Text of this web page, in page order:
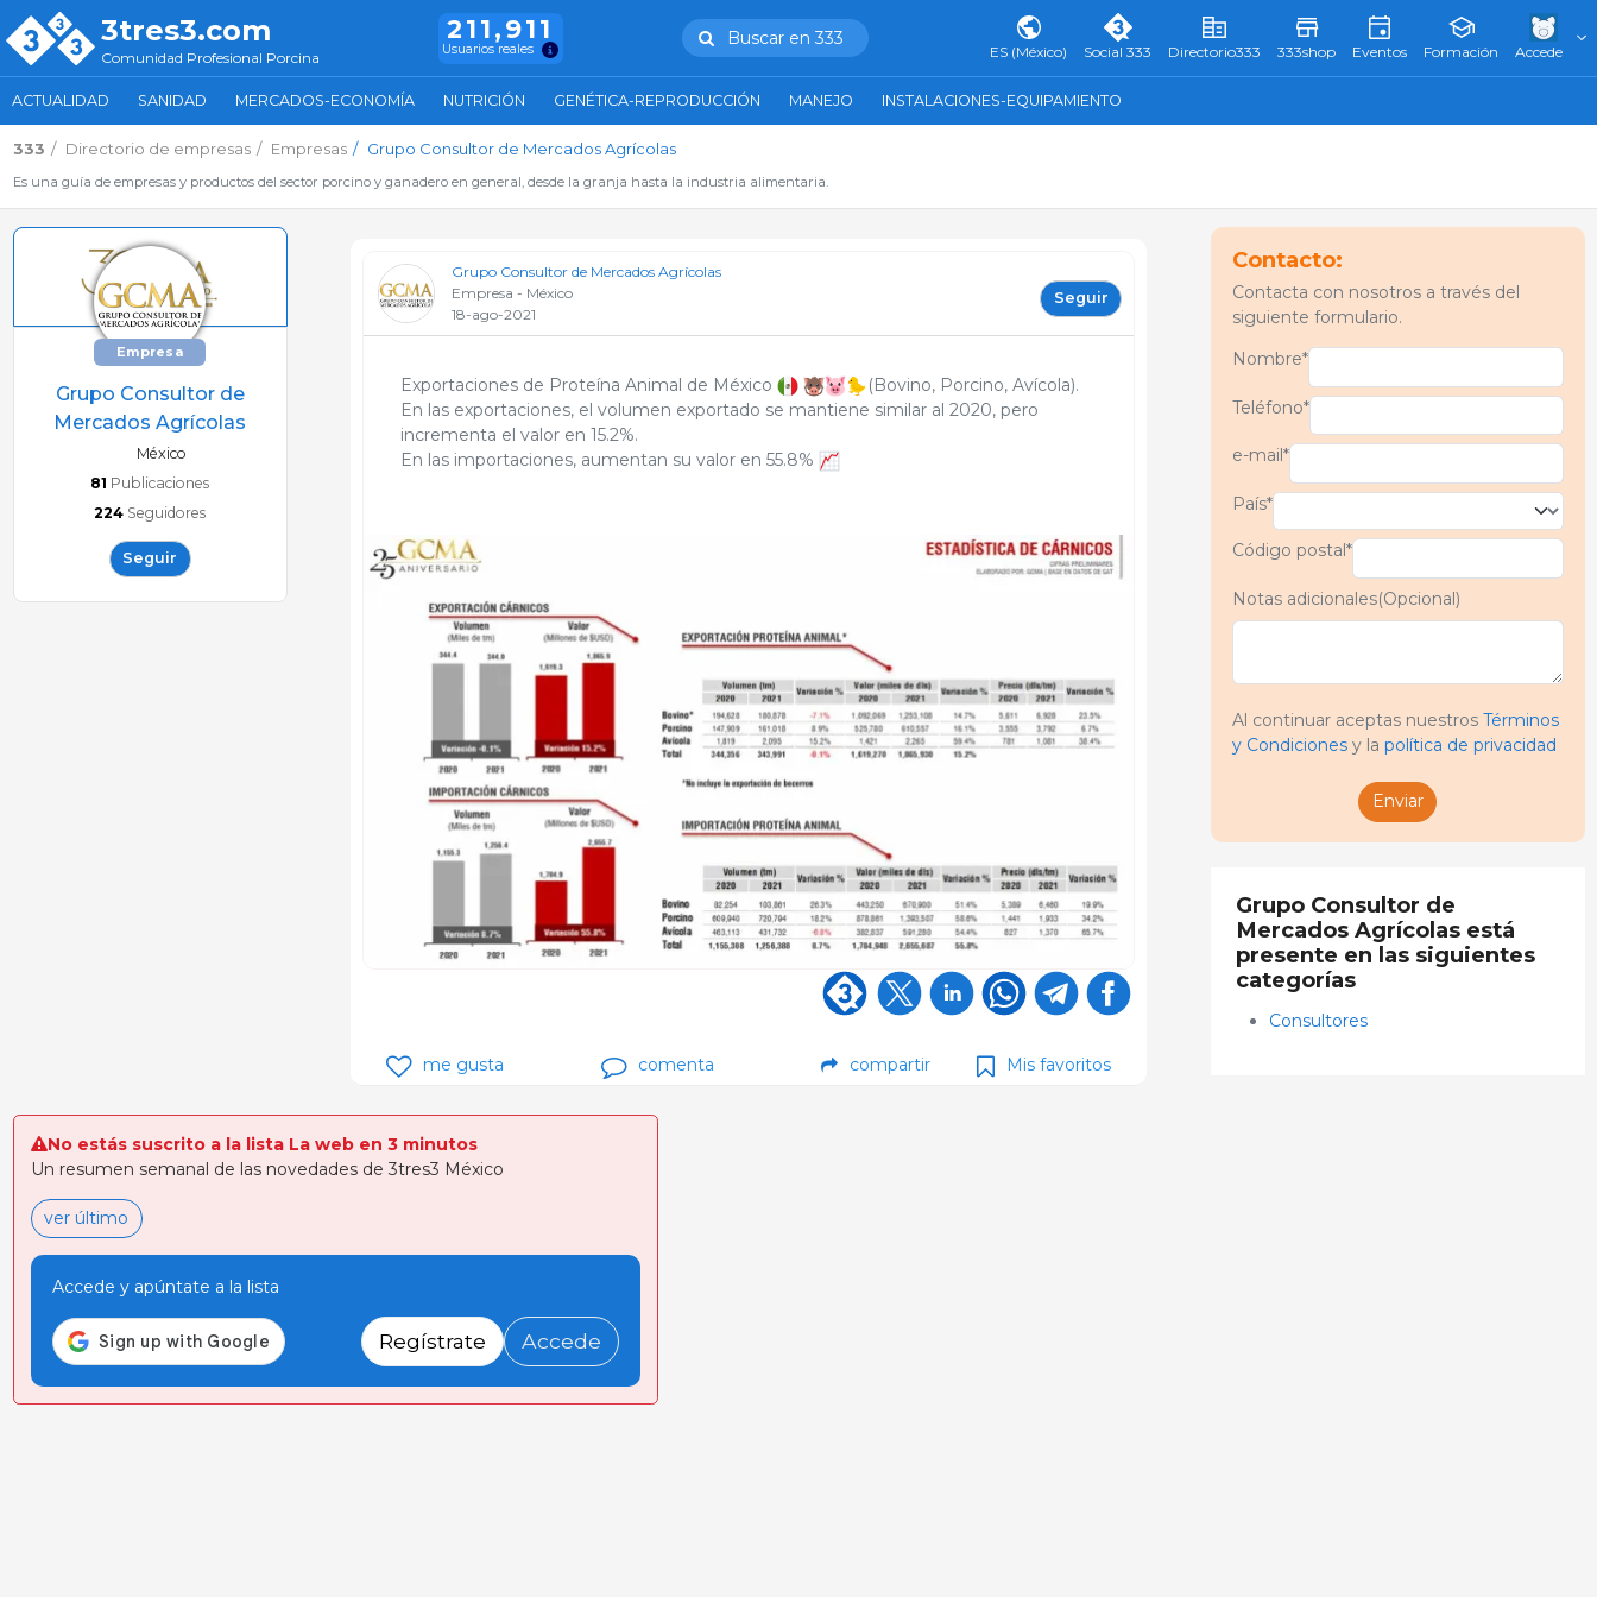
3tres3.com
Comunidad Profesional Porcina
211,911
Usuarios reales
Buscar en 333
ES (México) Social 333 Directorio333 333shop Eventos Formación Accede
ACTUALIDAD SANIDAD MERCADOS-ECONOMÍA NUTRICIÓN GENÉTICA-REPRODUCCIÓN MANEJO INSTALACIONES-EQUIPAMIENTO
333 Directorio de empresas Empresas Grupo Consultor de Mercados Agrícolas
Es una guía de empresas y productos del sector porcino y ganadero en general, desde la granja hasta la industria alimentaria.
Empresa
Grupo Consultor de
Mercados Agrícolas
México
81 Publicaciones
224 Seguidores
Seguir
Grupo Consultor de Mercados Agrícolas
Empresa - México
18-ago-2021
Seguir
Exportaciones de Proteína Animal de México
(Bovino, Porcino, Avícola).
En las exportaciones, el volumen exportado se mantiene similar al 2020, pero
incrementa el valor en 15.2%.
En las importaciones, aumentan su valor en 55.8%
me gusta comenta compartir Mis favoritos
Contacto:
Contacta con nosotros a través del
siguiente formulario.
Nombre*
Teléfono*
e-mail*
País*
Código postal*
Notas adicionales(Opcional)
Al continuar aceptas nuestros Términos
y Condicionesy la política de privacidad
Enviar
Grupo Consultor de
Mercados Agrícolas está
presente en las siguientes
categorías
Consultores
No estás suscrito a la lista La web en 3 minutos
Un resumen semanal de las novedades de 3tres3 México
ver último
Accede y apúntate a la lista
Regístrate Accede